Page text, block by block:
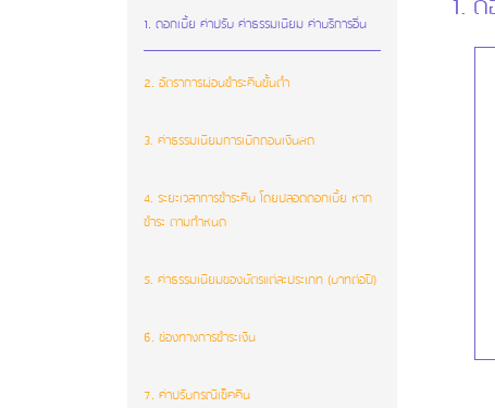
1. ดอกเบี้ย ค่าปรับ ค่าธรรมเนียม ค่าบริการอื่น
2. อัตราการผ่อนชำระคืนขั้นต่ำ
3. ค่าธรรมเนียมการเบิกถอนเงินสด
4. ระยะเวลาการชำระคืน โดยปลอดดอกเบี้ย หาก
ชำระ ตามกำหนด
5. ค่าธรรมเนียมของบัตรแต่ละประเภท (บาทต่อปี)
6. ช่องทางการชำระเงิน
7. ค่าปรับกรณีเช็คคืน
1.